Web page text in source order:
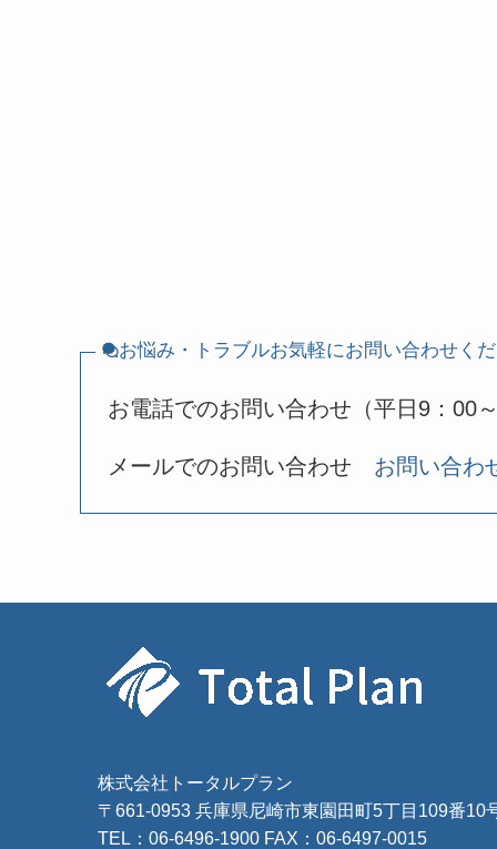
お悩み・トラブルお気軽にお問い合わせく
お電話でのお問い合わせ（平日9：
メールでのお問い合わせ お問い合わ
株式会社トータルプラン
〒661-0953 兵庫県尼崎市東園田町5丁目109番10
TEL： 06-6496-1900 FAX：06-6497-0015